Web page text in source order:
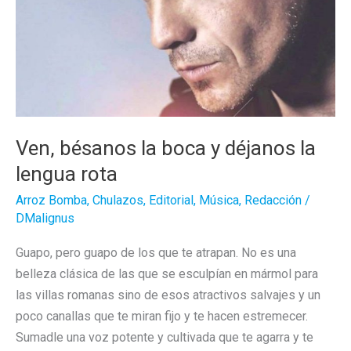
Ven, bésanos la boca y déjanos la
lengua rota
Arroz Bomba, Chulazos, Editorial, Música, Redacción /
DMalignus
Guapo, pero guapo de los que te atrapan. No es una
belleza clásica de las que se esculpían en mármol para
las villas romanas sino de esos atractivos salvajes y un
poco canallas que te miran fijo y te hacen estremecer.
Sumadle una voz potente y cultivada que te agarra y te